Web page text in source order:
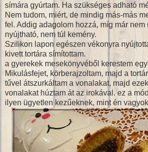
símára gyúrtam. Ha szükséges adható
Nem tudom, miért, de mindig más-más
fel. Addig adagolom hozzá, míg már nem
nyújtható, nem túl kemény.
Szilikon lapon egészen vékonyra
kivett tortára símítottam.
a gyerekek mesekönyvéből kerestem
Mikulásfejet, körberajzoltam, majd a
tűvel átszurkáltam a vonalakat, majd
vonalakat húztam át az irokával. ez a
ilyen ügyetlen kezűeknek, mint én